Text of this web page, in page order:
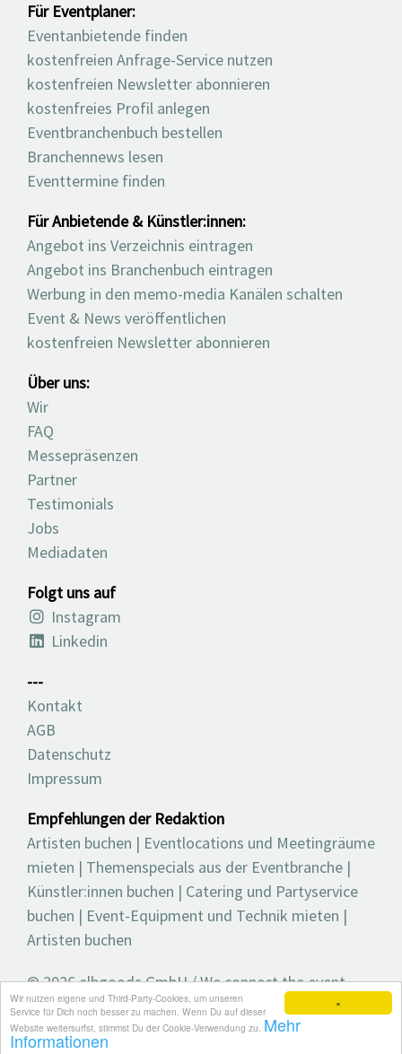
×
Wir nutzen eigene und Third-Party-Cookies, um unseren
Service für Dich noch besser zu machen. Wenn Du auf dieser
Website weitersurfst, stimmst Du der Cookie-Verwendung zu. Mehr
Informationen
Für Eventplaner:
Eventanbietende finden
kostenfreien Anfrage-Service nutzen
kostenfreien Newsletter abonnieren
kostenfreies Profil anlegen
Eventbranchenbuch bestellen
Branchennews lesen
Eventtermine finden
Für Anbietende & Künstler:innen:
Angebot ins Verzeichnis eintragen
Angebot ins Branchenbuch eintragen
Werbung in den memo-media Kanälen schalten
Event & News veröffentlichen
kostenfreien Newsletter abonnieren
Über uns:
Wir
FAQ
Messepräsenzen
Partner
Testimonials
Jobs
Mediadaten
Folgt uns auf
Instagram
Linkedin
---
Kontakt
AGB
Datenschutz
Impressum
Empfehlungen der Redaktion
Artisten buchen | Eventlocations und Meetingräume
mieten | Themenspecials aus der Eventbranche |
Künstler:innen buchen | Catering und Partyservice
buchen | Event-Equipment und Technik mieten |
Artisten buchen
© 2026 elbgoods GmbH / We connect the event
industry / Medienvielfalt für die Eventplanung /
Eventbranchenbuch, Blog, Magazin und mehr